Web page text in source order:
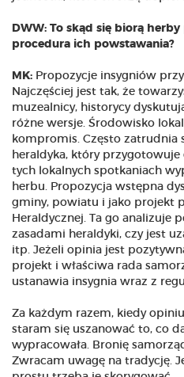
DWW: To skąd się biorą
procedura ich powstawania?
MK: Propozycje insygniów
Najczęściej jest tak, że
muzealnicy, historycy
różne wersje. Środowisko
kompromis. Często zatrudnia
heraldyka, który przygotowuje
tych lokalnych spotkaniach
herbu. Propozycja wstępna
gminy, powiatu i jako projekt
Heraldycznej. Ta go analizuje
zasadami heraldyki, czy jest
itp. Jeżeli opinia jest
projekt i właściwa rada
ustanawia insygnia wraz z
Za każdym razem, kiedy
staram się uszanować to, co
wypracowała. Bronię
Zwracam uwagę na tradycję.